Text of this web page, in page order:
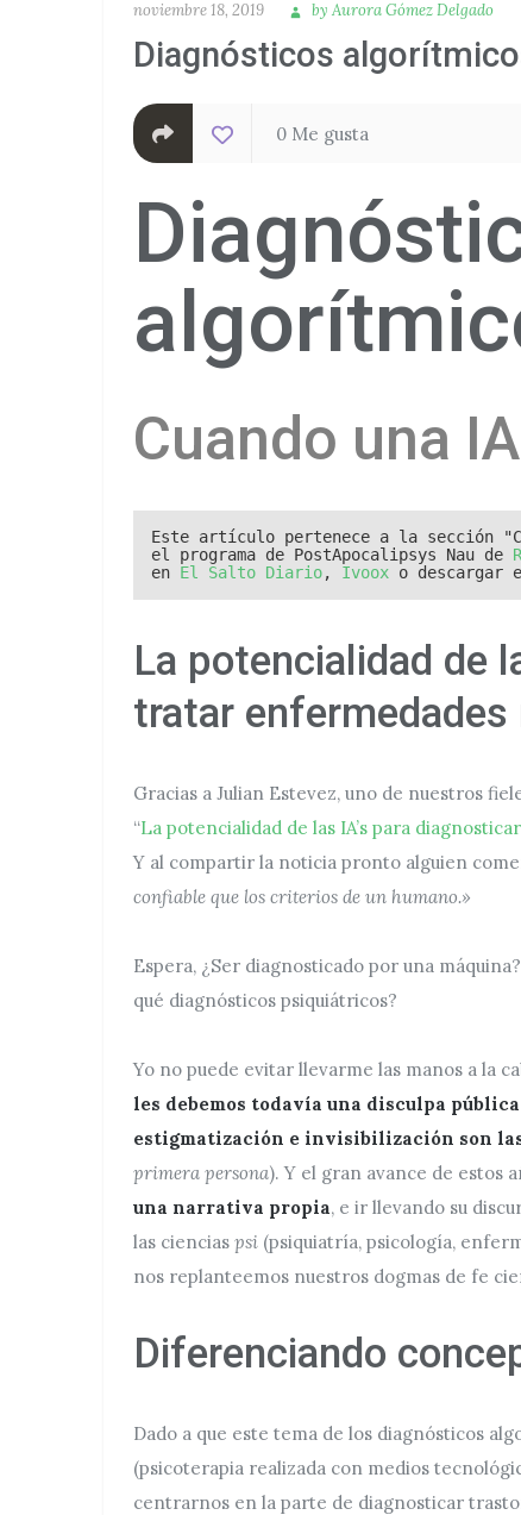
Publicado
noviembre 18, 2019 Autora
by Aurora Gómez Delgado
Diagnósticos
0 Me gusta
Cuando una
Este artículo pertenece a la sección
el programa de PostApocalipsys Nau de
en El Salto Diario, Ivoox o descargar
La potencialidad de
tratar enfermedades
Gracias a Julian Estevez, uno de nuestros
“La potencialidad de las IA’s para
Y al compartir la noticia pronto alguien
confiable que los criterios de un humano.»
Espera, ¿Ser diagnosticado por una
qué diagnósticos psiquiátricos?
Yo no puede evitar llevarme las manos a la
les debemos todavía una disculpa
estigmatización e invisibilización son
primera persona). Y el gran avance de estos
una narrativa propia, e ir llevando su
las ciencias psi (psiquiatría, psicología,
nos replanteemos nuestros dogmas de fe
Diferenciando
Dado a que este tema de los diagnósticos
(psicoterapia realizada con medios
centrarnos en la parte de diagnosticar